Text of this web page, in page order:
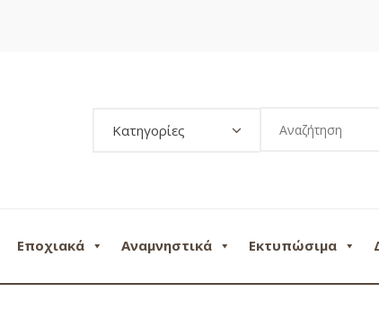
Κατηγορίες
Εποχιακά Αναμνηστικά Εκτυπώσιμα